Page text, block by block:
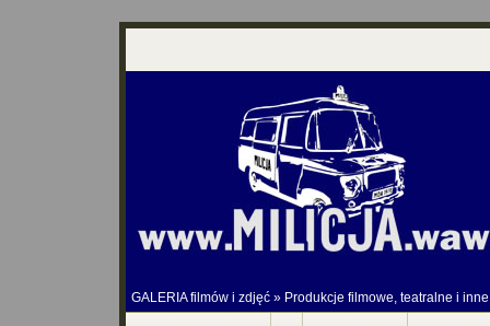
GALERIA filmów i zdjęć » Produkcje filmowe, teatralne i inne